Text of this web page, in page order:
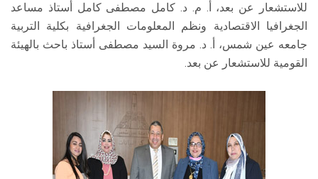
للاستشعار عن بعد، أ. م. د. كامل مصطفى كامل أستاذ مساعد
الجغرافيا الاقتصادية ونظم المعلومات الجغرافية بكلية التربية
جامعه عين شمس، أ. د. مروة السيد مصطفى أستاذ باحث بالهيئة
القومية للاستشعار عن بعد.